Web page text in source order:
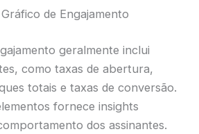
de Engajamento
geralmente inclui
como taxas de abertura,
totais e taxas de conversão.
fornece insights
dos assinantes.